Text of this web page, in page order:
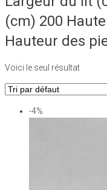
(cm) 200
Hauteur des
Voici le seul résultat
-4%